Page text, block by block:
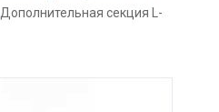
Дополнительная секция L-